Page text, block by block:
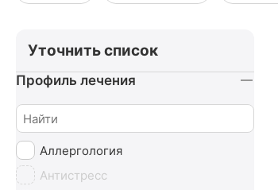
Уточнить список
Профиль лечения
Аллергология
Антистресс